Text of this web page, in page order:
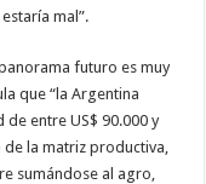
mal”.
futuro es muy
que “la Argentina
entre US$ 90.000 y
la matriz productiva,
sumándose al agro,